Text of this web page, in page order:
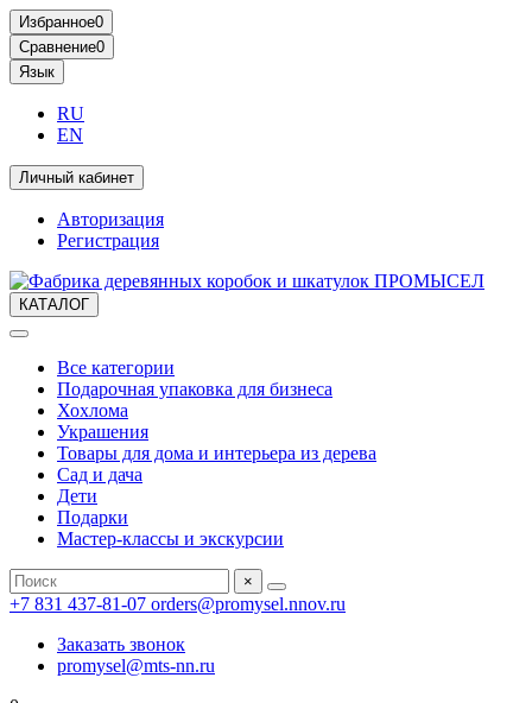
Избранное0
Сравнение0
Язык
RU
EN
Личный кабинет
Авторизация
Регистрация
КАТАЛОГ
Все категории
Подарочная упаковка для бизнеса
Хохлома
Украшения
Товары для дома и интерьера из дерева
Сад и дача
Дети
Подарки
Мастер-классы и экскурсии
×
+7 831 437-81-07 orders@promysel.nnov.ru
Заказать звонок
promysel@mts-nn.ru